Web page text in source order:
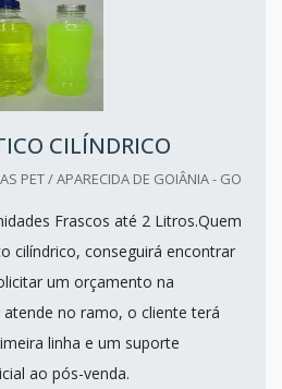
CILÍNDRICO
PET / APARECIDA DE GOIÂNIA - GO
Frascos até 2 Litros.Quem
cilíndrico, conseguirá encontrar
um orçamento na
no ramo, o cliente terá
linha e um suporte
ao pós-venda.